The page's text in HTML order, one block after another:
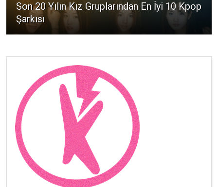
Son 20 Yılın Kız Gruplarından En İyi 10 Kpop
Şarkısı